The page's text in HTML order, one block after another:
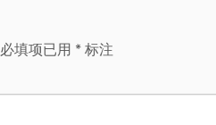
必填项已用 *标注